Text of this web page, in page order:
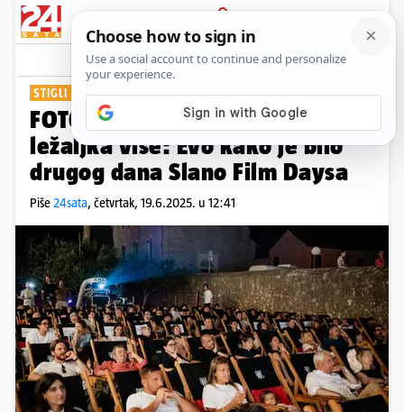
PRIJAVA
Show Komentari
STIGLI POZNATI GLUMCI
FOTO U ljetnom kinu tražila se
ležaljka više: Evo kako je bilo
drugog dana Slano Film Daysa
Piše24sata, četvrtak, 19.6.2025. u 12:41